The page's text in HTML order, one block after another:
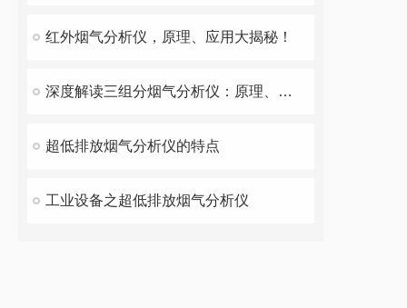
红外烟气分析仪，原理、应用大揭秘！
深度解读三组分烟气分析仪：原理、应用与全解析
超低排放烟气分析仪的特点
工业设备之超低排放烟气分析仪